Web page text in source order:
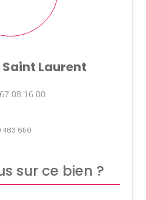
Laurent
483 650
08 16 00
sur ce bien ?